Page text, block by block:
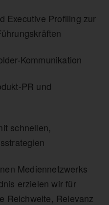
Executive Profiling zur
Kommunikation
PR und
schnellen,
Mediennetzwerks
erzielen wir für
Reichweite, Relevanz